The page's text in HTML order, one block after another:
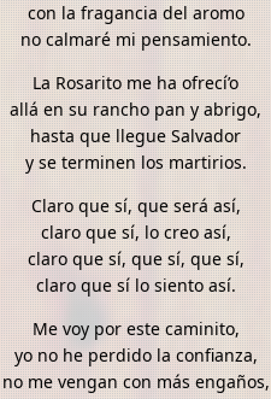
con la fragancia del aromo
no calmaré mi pensamiento.
La Rosarito me ha ofrecí’o
allá en su rancho pan y abrigo,
hasta que llegue Salvador
y se terminen los martirios.
Claro que sí, que será así,
claro que sí, lo creo así,
claro que sí, que sí, que sí,
claro que sí lo siento así.
Me voy por este caminito,
yo no he perdido la confianza,
no me vengan con más engaños,